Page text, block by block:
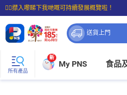
☝🏼㩒入嚟睇下我哋嘅可持續發展概覽啦！
⭐購物滿$399即享免費送貨；滿$100即可免
送貨上門
所有產品
新
My PNS 食品